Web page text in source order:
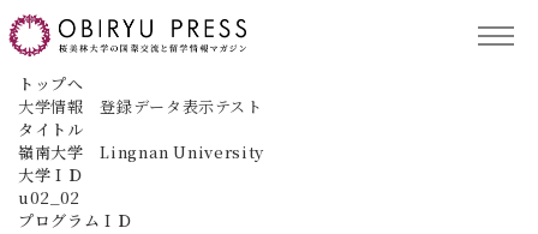
TOP
記事コンテンツ
トップへ
大学情報 登録データ表示テスト
タイトル
嶺南大学 Lingnan University
大学ＩＤ
u02_02
プログラムＩＤ